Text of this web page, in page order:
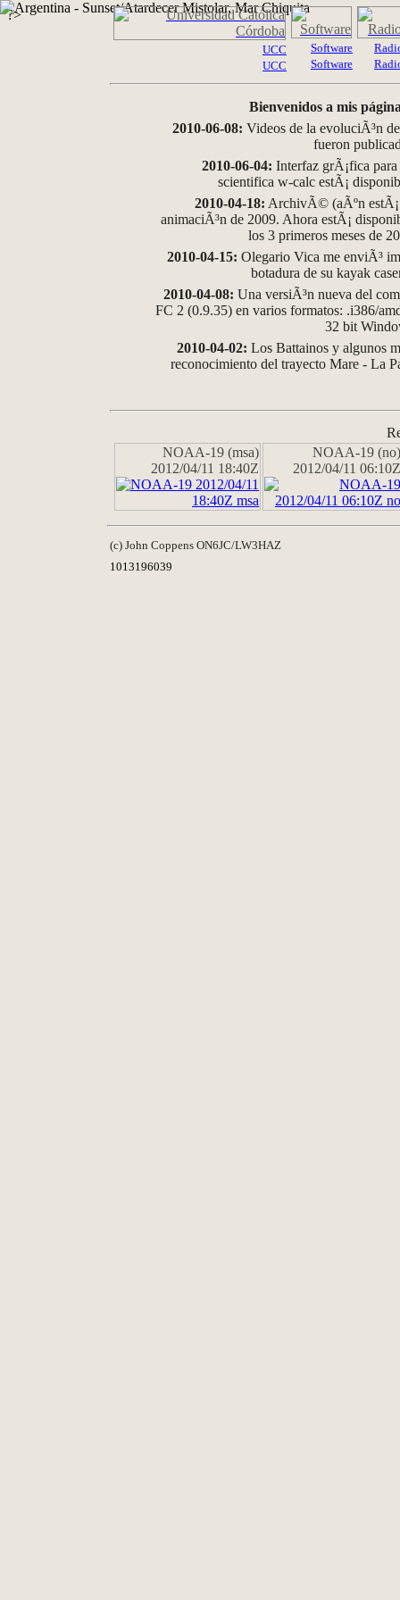
?>
UCC
UCC
Software
Software
Bienvenidos a mis
2010-06-08: Videos de la evoluciÃ³n
fueron
2010-06-04: Interfaz grÃ¡fica
scientifica w-calc estÃ¡
2010-04-18: ArchivÃ© (aÃºn
animaciÃ³n de 2009. Ahora estÃ¡
los 3 primeros meses de
2010-04-15: Olegario Vica me enviÃ³
botadura de su kayak
2010-04-08: Una versiÃ³n nueva del
FC 2 (0.9.35) en varios formatos: .i386/
32 bit
2010-04-02: Los Battainos y algunos
reconocimiento del trayecto Mare - La
NOAA-19 (msa)
2012/04/11 18:40Z
NOAA-19 (no)
2012/04/11 06:10Z
(c) John Coppens ON6JC/LW3HAZ
1013196039